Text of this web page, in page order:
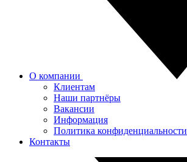
О компании
Клиентам
Наши партнёры
Вакансии
Информация
Политика конфиденциальности
Контакты